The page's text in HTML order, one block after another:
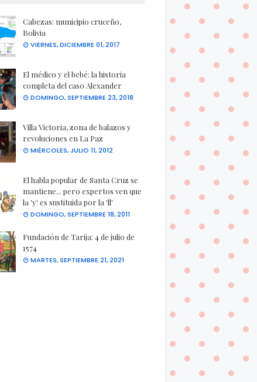
Cabezas: municipio cruceño,
Bolivia
VIERNES, DICIEMBRE 01, 2017
El médico y el bebé: la historia
completa del caso Alexander
DOMINGO, SEPTIEMBRE 23, 2018
Villa Victoria, zona de balazos y
revoluciones en La Paz
MIÉRCOLES, JULIO 11, 2012
El habla popular de Santa Cruz se
mantiene... pero expertos ven que
la 'y' es sustituida por la 'll'
DOMINGO, SEPTIEMBRE 18, 2011
Fundación de Tarija: 4 de julio de
1574
MARTES, SEPTIEMBRE 21, 2021